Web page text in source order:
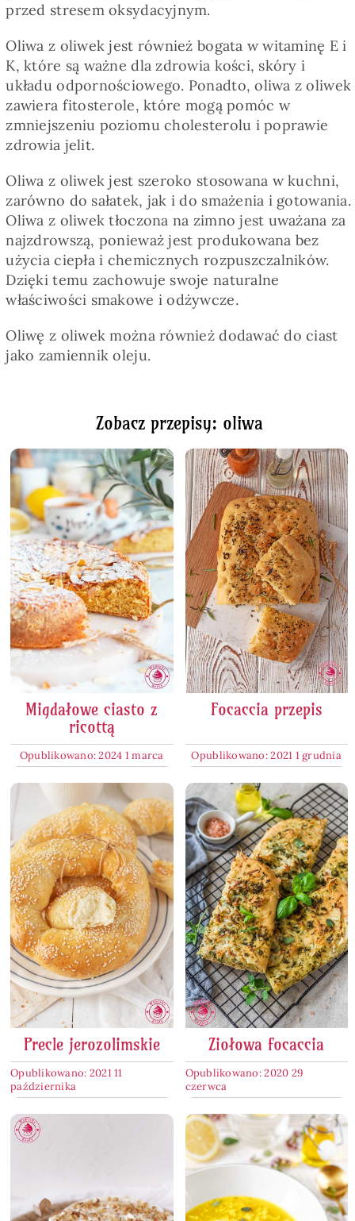
SKLEP
Polski
przed stresem oksydacyjnym.
Oliwa z oliwek jest również bogata w witaminę E i
K, które są ważne dla zdrowia kości, skóry i
układu odpornościowego. Ponadto, oliwa z oliwek
zawiera fitosterole, które mogą pomóc w
zmniejszeniu poziomu cholesterolu i poprawie
zdrowia jelit.
Oliwa z oliwek jest szeroko stosowana w kuchni,
zarówno do sałatek, jak i do smażenia i gotowania.
Oliwa z oliwek tłoczona na zimno jest uważana za
najzdrowszą, ponieważ jest produkowana bez
użycia ciepła i chemicznych rozpuszczalników.
Dzięki temu zachowuje swoje naturalne
właściwości smakowe i odżywcze.
Oliwę z oliwek można również dodawać do ciast
jako zamiennik oleju.
Zobacz przepisy: oliwa
Migdałowe ciasto z
ricottą
Opublikowano: 2024 1 marca
Focaccia przepis
Opublikowano: 2021 1 grudnia
Precle jerozolimskie
Opublikowano: 2021 11
października
Ziołowa focaccia
Opublikowano: 2020 29
czerwca